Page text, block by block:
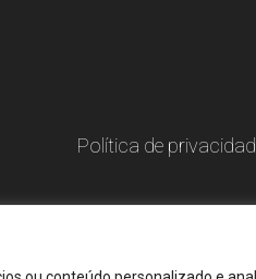
Política de